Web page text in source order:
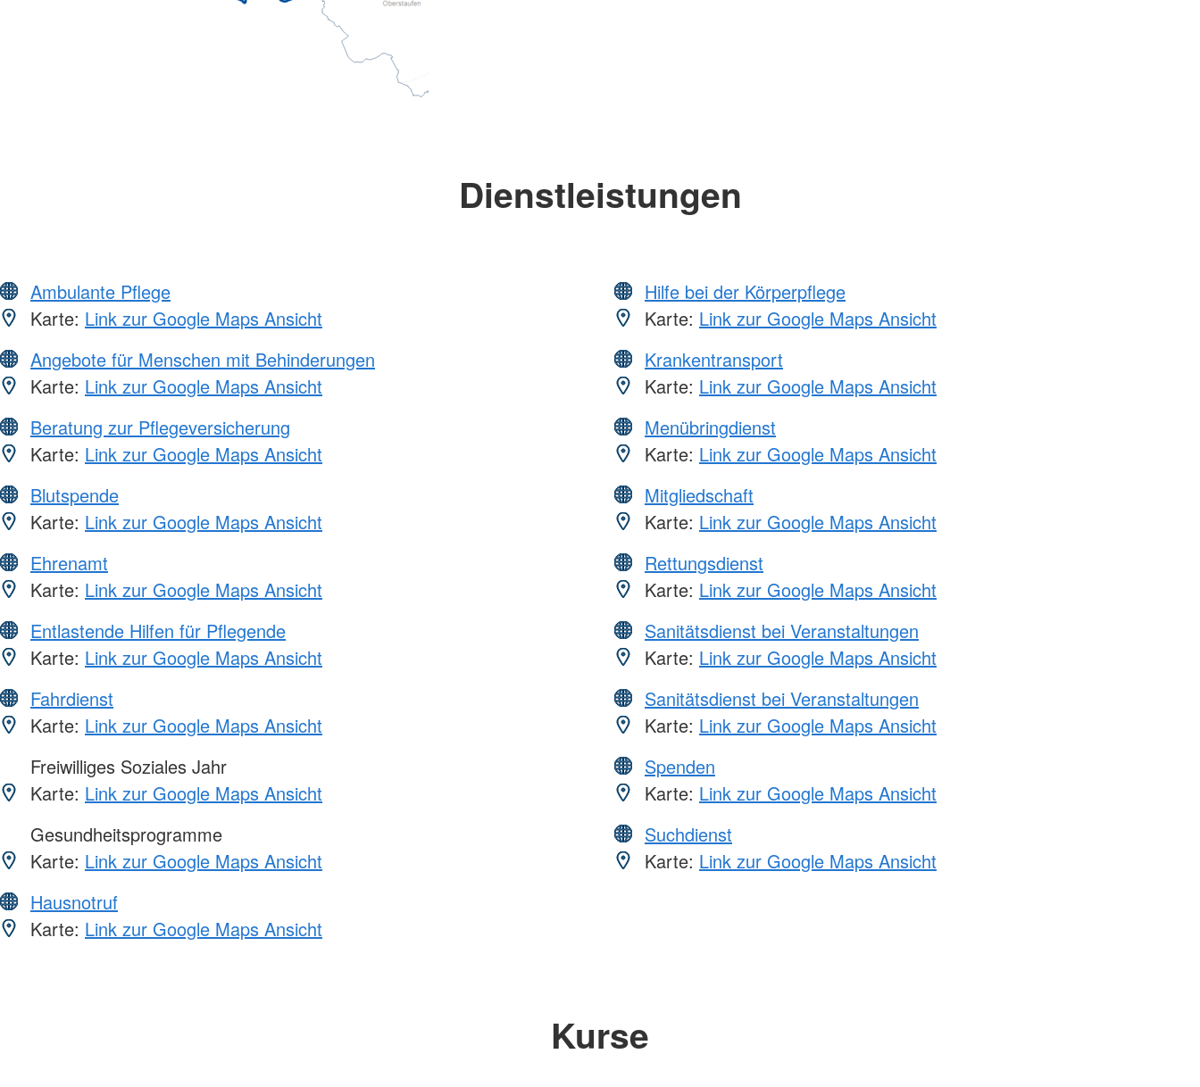
Dienstleistungen
Ambulante Pflege
Karte: Link zur Google Maps Ansicht
Angebote für Menschen mit Behinderungen
Karte: Link zur Google Maps Ansicht
Beratung zur Pflegeversicherung
Karte: Link zur Google Maps Ansicht
Blutspende
Karte: Link zur Google Maps Ansicht
Ehrenamt
Karte: Link zur Google Maps Ansicht
Entlastende Hilfen für Pflegende
Karte: Link zur Google Maps Ansicht
Fahrdienst
Karte: Link zur Google Maps Ansicht
Freiwilliges Soziales Jahr
Karte: Link zur Google Maps Ansicht
Gesundheitsprogramme
Karte: Link zur Google Maps Ansicht
Hausnotruf
Karte: Link zur Google Maps Ansicht
Hilfe bei der Körperpflege
Karte: Link zur Google Maps Ansicht
Krankentransport
Karte: Link zur Google Maps Ansicht
Menübringdienst
Karte: Link zur Google Maps Ansicht
Mitgliedschaft
Karte: Link zur Google Maps Ansicht
Rettungsdienst
Karte: Link zur Google Maps Ansicht
Sanitätsdienst bei Veranstaltungen
Karte: Link zur Google Maps Ansicht
Sanitätsdienst bei Veranstaltungen
Karte: Link zur Google Maps Ansicht
Spenden
Karte: Link zur Google Maps Ansicht
Suchdienst
Karte: Link zur Google Maps Ansicht
Kurse